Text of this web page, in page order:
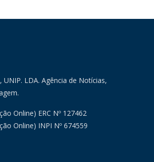
UNIP. LDA. Agência de Notícias,
Online) ERC Nº 127462
Online) INPI Nº 674559